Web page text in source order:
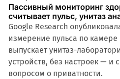
Пассивный мониторинг
считывает пульс, унитаз
Google Research
измерение пульса по
выпускает унитаз-
устройств, без настроек — и
вопросом о приватности.